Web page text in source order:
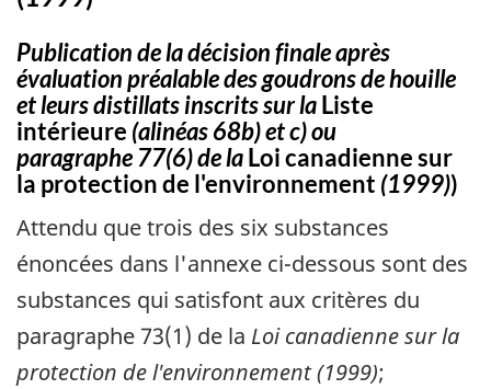
Publication de la décision finale après
évaluation préalable des goudrons de houille
et leurs distillats inscrits sur laListe
intérieure (alinéas 68b) et c) ou
paragraphe 77(6) de laLoi canadienne sur
la protection de l'environnement (1999))
Attendu que trois des six substances
énoncées dans l'annexe ci-dessous sont des
substances qui satisfont aux critères du
paragraphe 73(1) de la Loi canadienne sur la
protection de l'environnement (1999);